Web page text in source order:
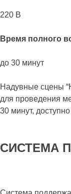
220 В
Время полного
до 30 минут
Надувные сцены
для проведения
30 минут,
СИСТЕМА